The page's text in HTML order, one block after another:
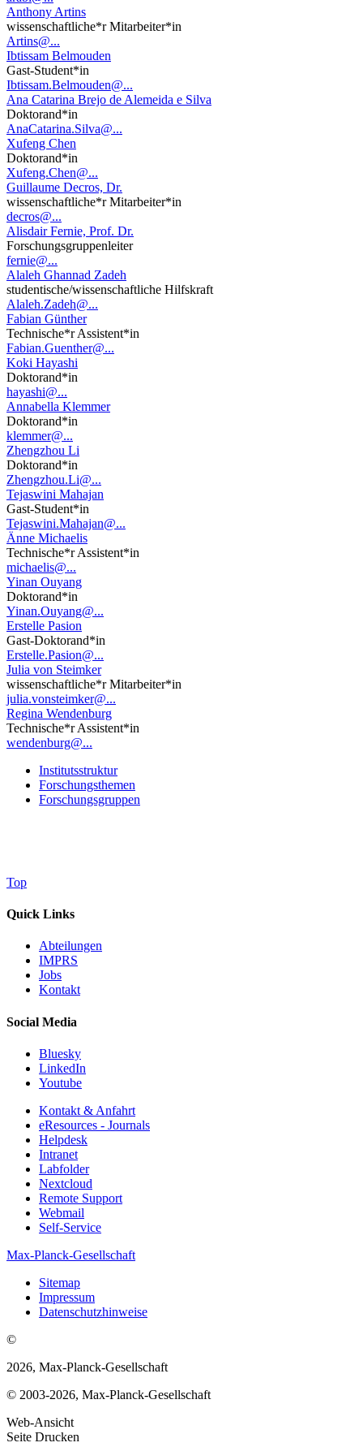
Anthony Artins
wissenschaftliche*r Mitarbeiter*in
Artins@...
Ibtissam Belmouden
Gast-Student*in
Ibtissam.Belmouden@...
Ana Catarina Brejo de Alemeida e Silva
Doktorand*in
AnaCatarina.Silva@...
Xufeng Chen
Doktorand*in
Xufeng.Chen@...
Guillaume Decros, Dr.
wissenschaftliche*r Mitarbeiter*in
decros@...
Alisdair Fernie, Prof. Dr.
Forschungsgruppenleiter
fernie@...
Alaleh Ghannad Zadeh
studentische/wissenschaftliche Hilfskraft
Alaleh.Zadeh@...
Fabian Günther
Technische*r Assistent*in
Fabian.Guenther@...
Koki Hayashi
Doktorand*in
hayashi@...
Annabella Klemmer
Doktorand*in
klemmer@...
Zhengzhou Li
Doktorand*in
Zhengzhou.Li@...
Tejaswini Mahajan
Gast-Student*in
Tejaswini.Mahajan@...
Änne Michaelis
Technische*r Assistent*in
michaelis@...
Yinan Ouyang
Doktorand*in
Yinan.Ouyang@...
Erstelle Pasion
Gast-Doktorand*in
Erstelle.Pasion@...
Julia von Steimker
wissenschaftliche*r Mitarbeiter*in
julia.vonsteimker@...
Regina Wendenburg
Technische*r Assistent*in
wendenburg@...
Institutsstruktur
Forschungsthemen
Forschungsgruppen
Top
Quick Links
Abteilungen
IMPRS
Jobs
Kontakt
Social Media
Bluesky
LinkedIn
Youtube
Kontakt & Anfahrt
eResources - Journals
Helpdesk
Intranet
Labfolder
Nextcloud
Remote Support
Webmail
Self-Service
Max-Planck-Gesellschaft
Sitemap
Impressum
Datenschutzhinweise
©
2026, Max-Planck-Gesellschaft
© 2003-2026, Max-Planck-Gesellschaft
Web-Ansicht
Seite Drucken